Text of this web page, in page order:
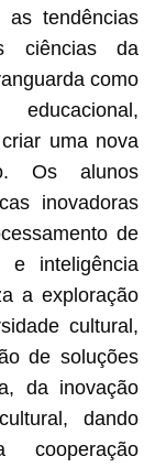
tendências
ciências da
como
educacional,
uma nova
Os alunos
inovadoras
de
e inteligência
a exploração
cultural,
de soluções
da inovação
dando